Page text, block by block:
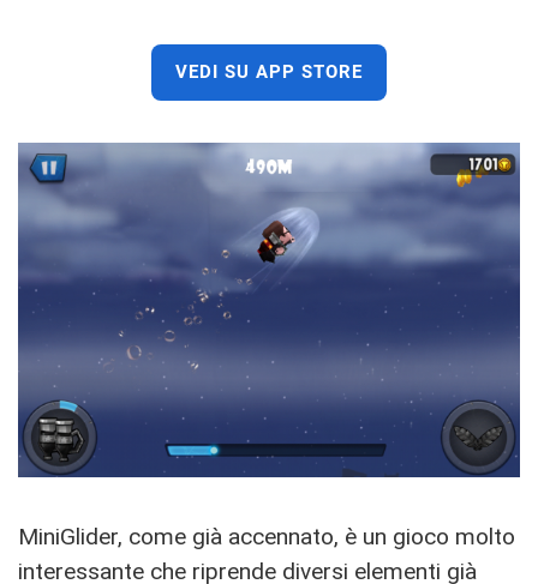
VEDI SU APP STORE
MiniGlider, come già accennato, è un gioco molto
interessante che riprende diversi elementi già